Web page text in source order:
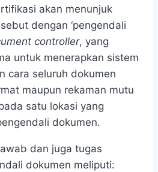
akan menunjuk
dengan ‘pengendali
controller, yang
untuk menerapkan sistem
cara seluruh dokumen
maupun rekaman mutu
satu lokasi yang
dokumen.
dan juga tugas
dokumen meliputi: